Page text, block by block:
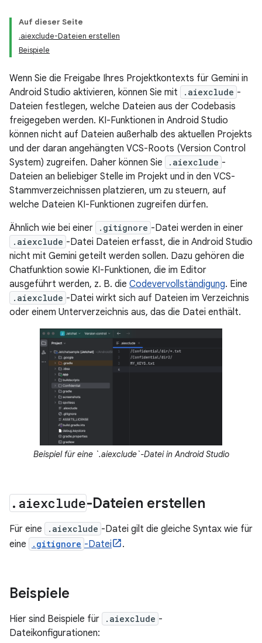
Auf dieser Seite
.aiexclude-Dateien erstellen
Beispiele
Wenn Sie die Freigabe Ihres Projektkontexts für Gemini in
Android Studio aktivieren, können Sie mit
.aiexclude -
Dateien festlegen, welche Dateien aus der Codebasis
freigegeben werden. KI-Funktionen in Android Studio
können nicht auf Dateien außerhalb des aktuellen Projekts
und der daran angehängten VCS-Roots (Version Control
System) zugreifen. Daher können Sie
.aiexclude -
Dateien an beliebiger Stelle im Projekt und in den VCS-
Stammverzeichnissen platzieren, um zu steuern, auf
welche Dateien KI-Funktionen zugreifen dürfen.
Ähnlich wie bei einer
.gitignore -Datei werden in einer
.aiexclude -Datei Dateien erfasst, die in Android Studio
nicht mit Gemini geteilt werden sollen. Dazu gehören die
Chatfunktion sowie KI-Funktionen, die im Editor
ausgeführt werden, z. B. die Codevervollständigung. Eine
.aiexclude -Datei wirkt sich auf Dateien im Verzeichnis
oder einem Unterverzeichnis aus, das die Datei enthält.
Beispiel für eine `.aiexclude`-Datei in Android Studio
. aiexclude-Dateien erstellen
Für eine .aiexclude -Datei gilt die gleiche Syntax wie für
eine
.gitignore -Datei .
Beispiele
Hier sind Beispiele für .aiexclude -
Dateikonfigurationen: